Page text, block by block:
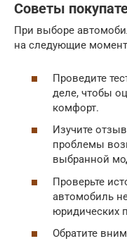
Советы
При выборе
на следующие
Проведите
деле, чтобы
комфорт.
Изучите
проблемы
выбранной
Проверьте
автомобиль
юридических
Обратите